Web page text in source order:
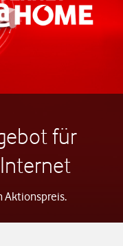
für
Aktionspreis.